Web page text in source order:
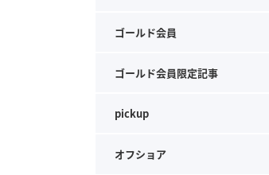
ゴールド会員
ゴールド会員限定記事
pickup
オフショア